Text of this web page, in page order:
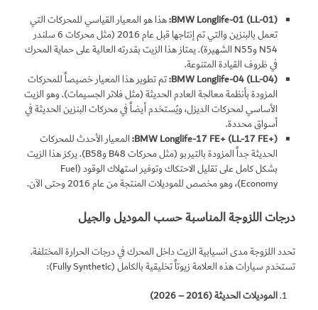
BMW Longlife-01 (LL-01)
:هذا هو المعيار القياسي للمحركات التي
تعمل بالبنزين والتي تم إنتاجها قبل عام 2016 (مثل محركات 6 سلندر
N54 وN55 الشهيرة). يمتاز هذا الزيت بقدرته العالية على حماية المحرك
في ظروف القيادة المتنوعة.
BMW Longlife-04 (LL-04)
:تم تطوير هذا المعيار خصيصاً للمحركات
المزودة بأنظمة معالجة العادم الحديثة (مثل فلاتر الجسيمات). وهو الزيت
الأساسي لمحركات الديزل، ويُستخدم أيضاً في محركات البنزين الحديثة في
أسواق محددة.
BMW Longlife-17 FE+ (LL-17 FE+)
:المعيار الأحدث للمحركات
الحديثة جداً المزودة بالتيربو (مثل محركات B48 وB58). يركز هذا الزيت
بشكل كامل على تقليل الاحتكاك وتوفير استهلاك الوقود (Fuel
Economy)، وهو مخصص للموديلات المنتجة من عام 2016 وحتى الآن.
درجات اللزوجة المناسبة حسب الموديل والجيل
تحدد اللزوجة مدى انسيابية الزيت داخل المحرك في درجات الحرارة المختلفة.
تستخدم سيارات هذه العلامة زيوتاً تخليقية بالكامل (Fully Synthetic):
الموديلات الحديثة (2016 – 2026)